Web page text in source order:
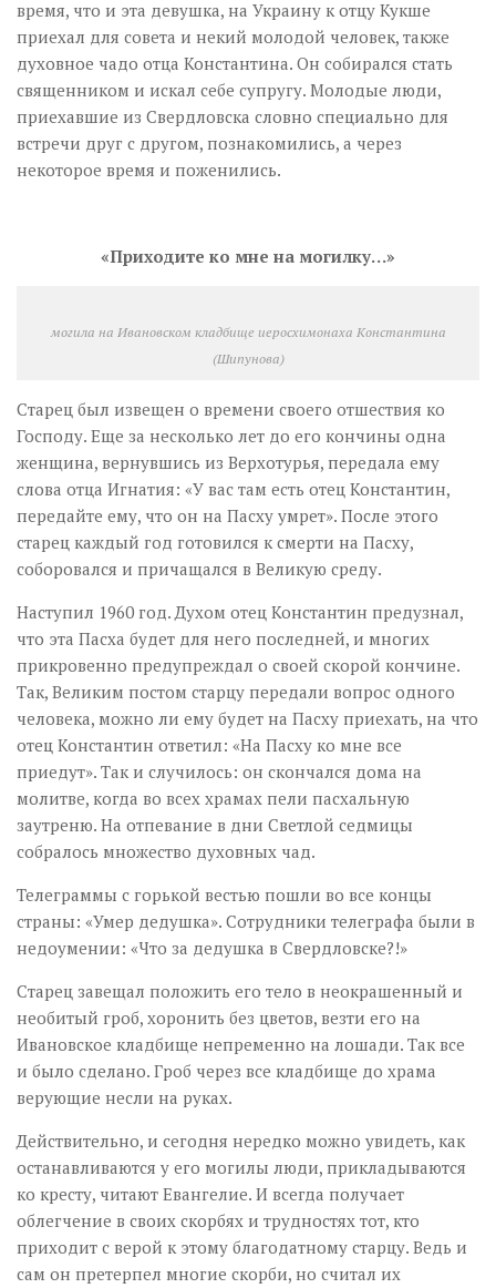
время, что и эта девушка, на Украину к отцу Кукше
приехал для совета и некий молодой человек, также
духовное чадо отца Константина. Он собирался стать
священником и искал себе супругу. Молодые люди,
приехавшие из Свердловска словно специально для
встречи друг с другом, познакомились, а через
некоторое время и поженились.
«Приходите ко мне на могилку…»
могила на Ивановском кладбище иеросхимонаха Константина
(Шипунова)
Старец был извещен о времени своего отшествия ко
Господу. Еще за несколько лет до его кончины одна
женщина, вернувшись из Верхотурья, передала ему
слова отца Игнатия: «У вас там есть отец Константин,
передайте ему, что он на Пасху умрет». После этого
старец каждый год готовился к смерти на Пасху,
соборовался и причащался в Великую среду.
Наступил 1960 год. Духом отец Константин предузнал,
что эта Пасха будет для него последней, и многих
прикровенно предупреждал о своей скорой кончине.
Так, Великим постом старцу передали вопрос одного
человека, можно ли ему будет на Пасху приехать, на что
отец Константин ответил: «На Пасху ко мне все
приедут». Так и случилось: он скончался дома на
молитве, когда во всех храмах пели пасхальную
заутреню. На отпевание в дни Светлой седмицы
собралось множество духовных чад.
Телеграммы с горькой вестью пошли во все концы
страны: «Умер дедушка». Сотрудники телеграфа были в
недоумении: «Что за дедушка в Свердловске?!»
Старец завещал положить его тело в неокрашенный и
необитый гроб, хоронить без цветов, везти его на
Ивановское кладбище непременно на лошади. Так все
и было сделано. Гроб через все кладбище до храма
верующие несли на руках.
Действительно, и сегодня нередко можно увидеть, как
останавливаются у его могилы люди, прикладываются
ко кресту, читают Евангелие. И всегда получает
облегчение в своих скорбях и трудностях тот, кто
приходит с верой к этому благодатному старцу. Ведь и
сам он претерпел многие скорби, но считал их